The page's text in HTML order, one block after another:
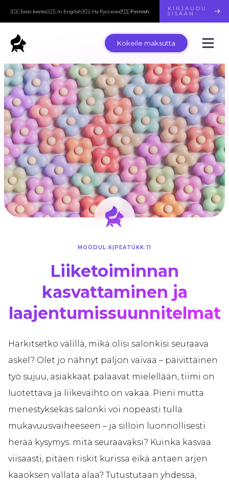
🇪🇪 Eesti keeles🇺🇸 In English🇷🇺 На Русском🇫🇮 Finnish KIRJAUDU
SISÄÄN
Kokeile maksutta
MOODUL:6 PEATÜKK:11
Liiketoiminnan
kasvattaminen ja
laajentumissuunnitelmat
Harkitsetko välillä, mikä olisi salonkisi seuraava
askel? Olet jo nähnyt paljon vaivaa – päivittäinen
työ sujuu, asiakkaat palaavat mielellään, tiimi on
luotettava ja liikevaihto on vakaa. Pieni mutta
menestyksekäs salonki voi nopeasti tulla
mukavuusvaiheeseen – ja silloin luonnollisesti
herää kysymys: mitä seuraavaksi? Kuinka kasvaa
viisaasti, pitäen riskit kurissa eikä antaen arjen
kaaoksen vallata alaa? Tutustutaan yhdessä,